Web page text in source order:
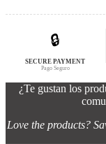
🔒
SECURE PAYMENT
Pago Seguro
¿Te gustan los
Love the products?